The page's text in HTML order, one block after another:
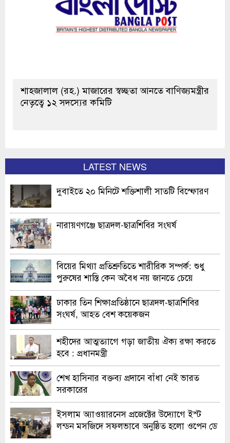
শাহজালাল (রহ.) মাজারের স্বচ্ছতা আনতে বাণিজ্যমন্ত্রীর
নেতৃত্বে ১২ সদস্যের কমিটি
LATEST NEWS
দুবাইতে ২০ মিনিটে শক্তিশালী সাতটি বিস্ফোরণ
নারায়ণগঞ্জে ছাত্রদল-ছাত্রশিবির সংঘর্ষ
বিয়ের মিথ্যা প্রতিশ্রুতিতে শারীরিক সম্পর্ক: শুধু
পুরুষের শাস্তি কেন অবৈধ নয় জানতে চেয়ে
হাইকোর্টের রুল
ঢাকার তিন শিক্ষাপ্রতিষ্ঠানে ছাত্রদল-ছাত্রশিবির
সংঘর্ষ, আহত বেশ কয়েকজন
শহীদের আত্মত্যাগে গড়া জাতীয় ঐক্য রক্ষা করতে
হবে : প্রধানমন্ত্রী
শেখ হাসিনার বক্তব্য প্রদানে বাঁধা নেই ভারত
সরকারের
ইসলাম অ্যাওয়ারনেস প্রজেক্টের উদ্যোগে ইস্ট
লন্ডন মসজিদে সফলভাবে অনুষ্ঠিত হলো ওপেন ডে